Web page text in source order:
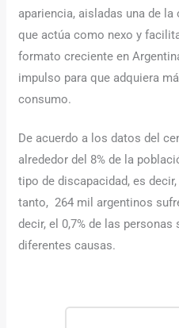
apariencia, aisladas una de
que actúa como nexo y
formato creciente en
impulso para que adquiera
consumo.
De acuerdo a los datos del
alrededor del 8% de la
tipo de discapacidad, es
tanto, 264 mil argentinos
decir, el 0,7% de las
diferentes causas.